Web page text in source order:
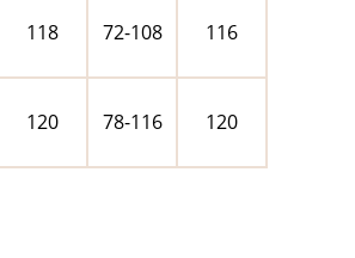
118 72-108 116
120 78-116 120